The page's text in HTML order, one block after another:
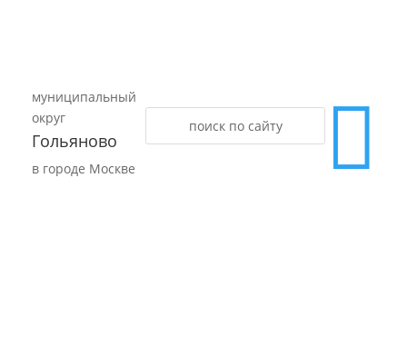
муниципальный
округ
Гольяново
в городе Москве 